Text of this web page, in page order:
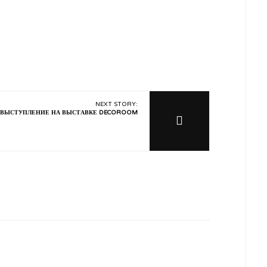
NEXT STORY:
ВЫСТУПЛЕНИЕ НА ВЫСТАВКЕ DECOROOM